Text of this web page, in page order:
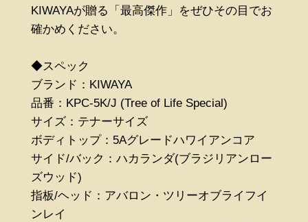
KIWAYAが贈る「最高傑作」をぜひその目でお
確かめください。
◆スペック
ブランド：KIWAYA
品番：KPC-5K/J (Tree of Life Special)
サイズ：テナーサイズ
ボディトップ：5Aグレードハワイアンコア
サイド/バック：ハカランダ(ブラジリアンロー
ズウッド)
指板/ヘッド：アバロン・ツリーオブライフイ
ンレイ